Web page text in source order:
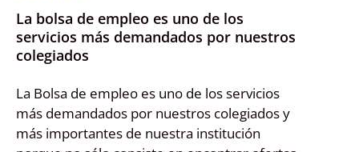
La bolsa de empleo es uno de los
servicios más demandados por nuestros
colegiados
La Bolsa de empleo es uno de los servicios
más demandados por nuestros colegiados y
más importantes de nuestra institución